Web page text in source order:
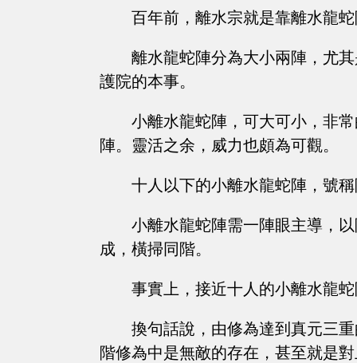
百年前，離水宗就是靠離水龍
離水龍蛇陣分為大小兩陣，尤
護院的本事。
小離水龍蛇陣，可大可小，非
陣。靈活之余，威力也頗為可觀。
十人以下的小離水龍蛇陣，號
小離水龍蛇陣需一陣眼主導，
成，橫掃同階。
事實上，接近十人的小離水龍
換句話說，由修為達到真元三
階修為中是無敵的存在，甚至就是